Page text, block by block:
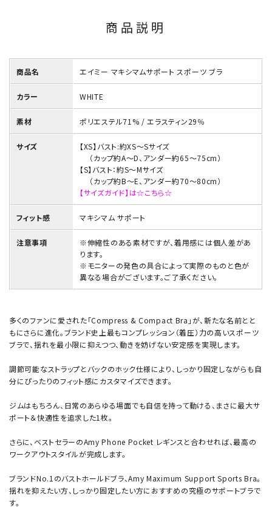
商品説明
商品名 エイミー マキシマムサポート スポーツ ブラ
カラー WHITE
素材 ポリエステル71% / エラスティン29％
サイズ
【XS】バスト:約XS～Sサイズ
（カップ約A～D、アンダー約65～75cm）
【S】バスト：約S～Mサイズ
（カップ約B～E、アンダー約70～80cm）
【サイズガイド】は☆こちら☆
フィット感 マキシマム サポート
注意事項
※伸縮性のある素材ですが、着用感には個人差があ
ります。
※モニターの発色の具合によって実際のものと色が
異なる場合がございます。ご了承ください。
多くのファンに愛された「Compress & Compact Bra」が、新たな名前とと
もにさらに進化。ブランド史上最もコンプレッション（着圧）力の高いスポーツ
ブラで、揺れを最小限に抑えつつ、動きを妨げない安定感を実現します。
調節可能なストラップとバックのホック仕様により、しっかり固定しながらも自
分にぴったりのフィット感にカスタマイズできます。
ジムはもちろん、日常のあらゆる場面でも自信を持って動ける、まさに最大サ
ポート＆快適性を追求した1枚。
さらに、ベストセラーのAmy Phone Pocket レギンスと合わせれば、最高の
ワークアウトスタイルが完成します。
ブランドNo.1のバストホールドブラ、Amy Maximum Support Sports Bra。
揺れを抑えたい方、しっかり固定したい方におすすめの究極のサポートブラで
す。